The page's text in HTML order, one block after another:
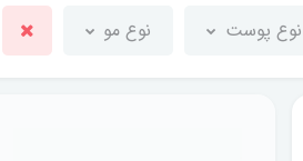
نوع پوست نوع مو